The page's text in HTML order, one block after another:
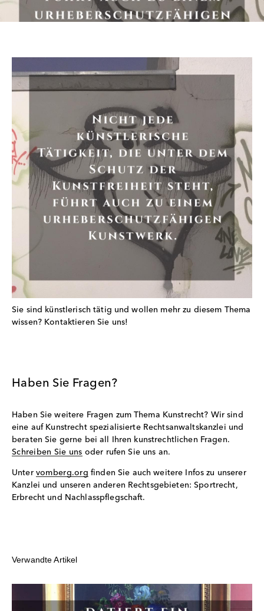
Sie sind künstlerisch tätig und wollen mehr zu diesem Thema
wissen? Kontaktieren Sie uns!
Haben Sie Fragen?
Haben Sie weitere Fragen zum Thema Kunstrecht? Wir sind
eine auf Kunstrecht spezialisierte Rechtsanwaltskanzlei und
beraten Sie gerne bei all Ihren kunstrechtlichen Fragen.
Schreiben Sie uns oder rufen Sie uns an.
Unter vomberg.org finden Sie auch weitere Infos zu unserer
Kanzlei und unseren anderen Rechtsgebieten: Sportrecht,
Erbrecht und Nachlasspflegschaft.
Verwandte Artikel